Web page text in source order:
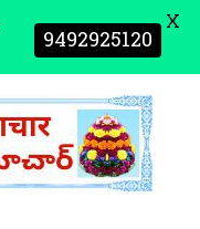
9492925120 X